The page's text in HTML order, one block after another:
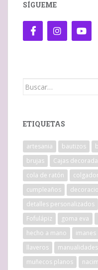
SÍGUEME
Buscar:
ETIQUETAS
artesania bautizos
brujas
Cajas
cola de ratón
cumpleaños
detalles personalizados
Fofulápiz
goma eva
hecho a mano
imanes
llaveros
manualidades
muñecos planos